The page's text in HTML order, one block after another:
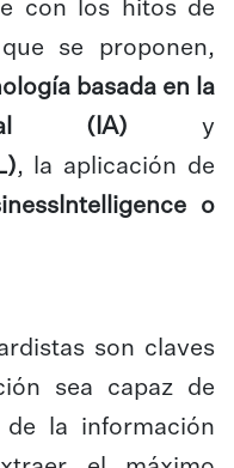
con los hitos de
se proponen,
basada en la
(IA) y
, la aplicación de
o
son claves
sea capaz de
la información